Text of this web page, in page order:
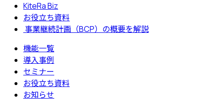
KiteRa Biz
お役立ち資料
事業継続計画（BCP）の概要を解説
機能一覧
導入事例
セミナー
お役立ち資料
お知らせ